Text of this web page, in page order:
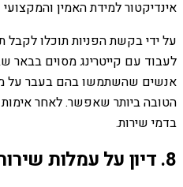
אינדיקטור למידת האמין והמקצועי
על ידי בקשת הפניות תוכלו לקבל
לעבוד עם קייטרינג מסוים בבאר
אנשים שהשתמשו בהם בעבר על
הטובה ביותר שאפשר. לאחר
בדמי שירות.
8. דיון על עמלות שירות